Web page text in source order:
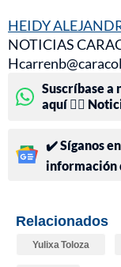
HEIDY
NOTICIAS
Suscríbase a
aquí 👉🏻
✔️ Síganos
información
Relacionados
Yulixa Toloza